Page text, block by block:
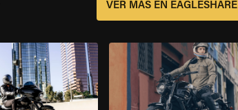
VER MÁS EN EAGLESHARE